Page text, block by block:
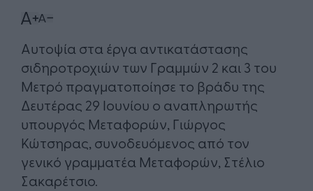
Αυτοψία στα έργα αντικατάστασης
σιδηροτροχιών των Γραμμών 2 και 3 του
Μετρό πραγματοποίησε το βράδυ της
Δευτέρας 29 Ιουνίου ο αναπληρωτής
υπουργός Μεταφορών, Γιώργος
Κώτσηρας, συνοδευόμενος από τον
γενικό γραμματέα Μεταφορών, Στέλιο
Σακαρέτσιο.